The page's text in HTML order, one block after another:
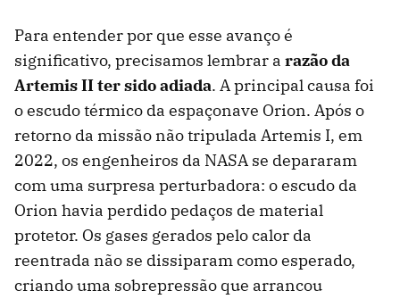
Para entender por que esse avanço é
significativo, precisamos lembrar a razão da
Artemis II ter sido adiada. A principal causa foi
o escudo térmico da espaçonave Orion. Após o
retorno da missão não tripulada Artemis I, em
2022, os engenheiros da NASA se depararam
com uma surpresa perturbadora: o escudo da
Orion havia perdido pedaços de material
protetor. Os gases gerados pelo calor da
reentrada não se dissiparam como esperado,
criando uma sobrepressão que arrancou